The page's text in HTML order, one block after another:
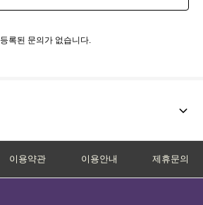
등록된 문의가 없습니다.
이용약관 이용안내 제휴문의